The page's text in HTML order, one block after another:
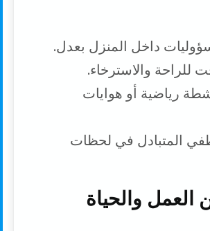
داخل المنزل بعدل.
والاسترخاء.
رياضية أو هوايات
المتبادل في لحظات
العمل والحياة